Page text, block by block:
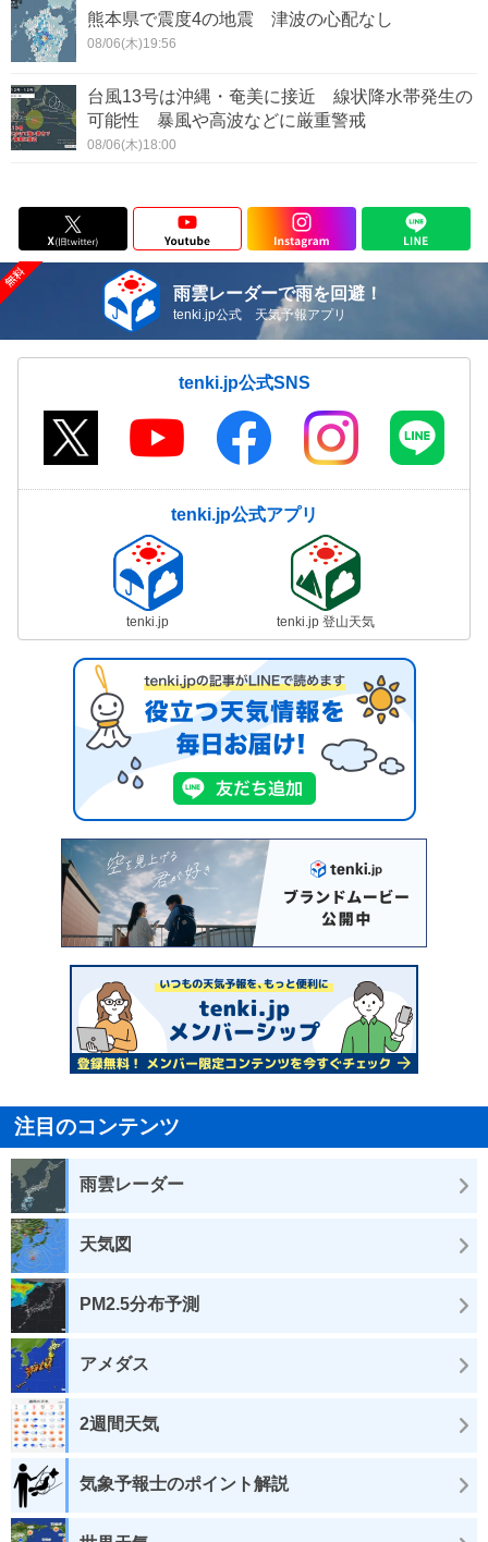
熊本県で震度4の地震 津波の心配なし
08/06(木)19:56
台風13号は沖縄・奄美に接近 線状降水帯発生の
可能性 暴風や高波などに厳重警戒
08/06(木)18:00
雨雲レーダーで雨を回避！
tenki.jp公式 天気予報アプリ
tenki.jp公式SNS
tenki.jp公式アプリ
tenki.jp tenki.jp 登山天気
注目のコンテンツ
雨雲レーダー
天気図
PM2.5分布予測
アメダス
2週間天気
気象予報士のポイント解説